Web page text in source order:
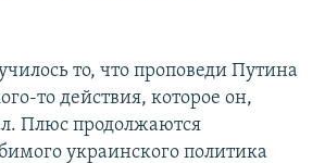
то, что проповеди Путина
то действия, которое он,
Плюс продолжаются
украинского политика